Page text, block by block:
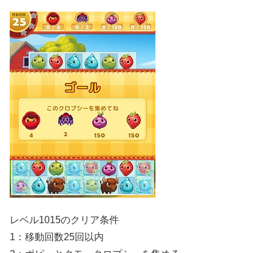
レベル1015のクリア条件
1：移動回数25回以内